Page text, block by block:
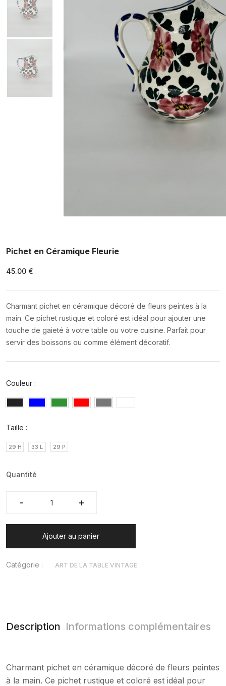
Pichet en Céramique Fleurie
45.00 €
Charmant pichet en céramique décoré de fleurs peintes à la
main. Ce pichet rustique et coloré est idéal pour ajouter une
touche de gaieté à votre table ou votre cuisine. Parfait pour
servir des boissons ou comme élément décoratif.
Couleur :
Taille :
29 H 33 L 29 P
Quantité
- +
- +
Ajouter au panier
Catégorie : ART DE LA TABLE VINTAGE
Description Informations complémentaires
Charmant pichet en céramique décoré de fleurs peintes
à la main. Ce pichet rustique et coloré est idéal pour